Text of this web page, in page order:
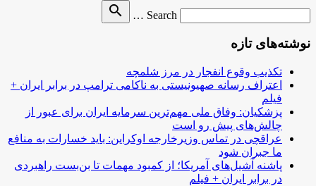
Search …
search
نوشته‌های تازه
تکذیب وقوع انفجار در مرز شلمچه
اعتراف رسانه صهیونیستی به ناکامی ترامپ در برابر ایران +
فیلم
پزشکیان: وفاق ملی مهم‌ترین سرمایه ایران برای عبور از
چالش‌های پیش رو است
عراقچی در تماس وزیرخارجه اوکراین: باید خسارات به منافع
ما جبران شود
پاشنه آشیل‌های آمریکا؛ از کمبود مهمات تا بن‌بست راهبردی
در برابر ایران + فیلم